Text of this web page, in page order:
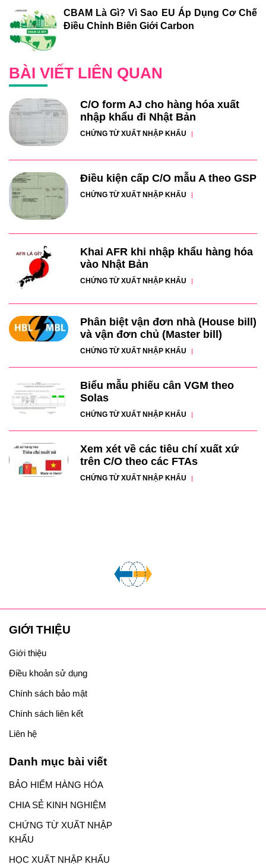
CBAM Là Gì? Vì Sao EU Áp Dụng Cơ Chế
Điều Chỉnh Biên Giới Carbon
BÀI VIẾT LIÊN QUAN
C/O form AJ cho hàng hóa xuất
nhập khẩu đi Nhật Bản
CHỨNG TỪ XUẤT NHẬP KHẨU
Điều kiện cấp C/O mẫu A theo GSP
CHỨNG TỪ XUẤT NHẬP KHẨU
Khai AFR khi nhập khẩu hàng hóa
vào Nhật Bản
CHỨNG TỪ XUẤT NHẬP KHẨU
Phân biệt vận đơn nhà (House bill)
và vận đơn chủ (Master bill)
CHỨNG TỪ XUẤT NHẬP KHẨU
Biểu mẫu phiếu cân VGM theo
Solas
CHỨNG TỪ XUẤT NHẬP KHẨU
Xem xét về các tiêu chí xuất xứ
trên C/O theo các FTAs
CHỨNG TỪ XUẤT NHẬP KHẨU
GIỚI THIỆU
Giới thiệu
Điều khoản sử dụng
Chính sách bảo mật
Chính sách liên kết
Liên hệ
Danh mục bài viết
BẢO HIỂM HÀNG HÓA
CHIA SẺ KINH NGHIỆM
CHỨNG TỪ XUẤT NHẬP
KHẨU
HỌC XUẤT NHẬP KHẨU